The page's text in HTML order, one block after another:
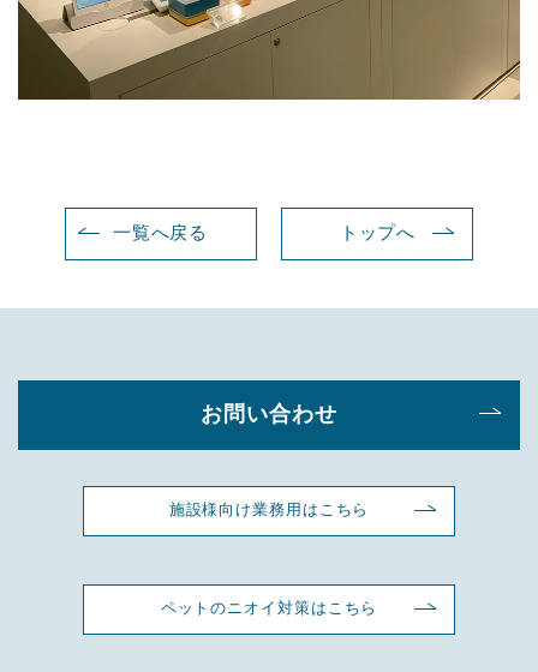
一覧へ戻る トップへ
お問い合わせ
施設様向け業務用はこちら
ペットのニオイ対策はこちら